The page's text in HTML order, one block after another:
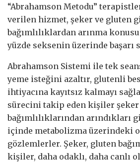
“Abrahamson Metodu”
verilen hizmet, şeker ve gluten
bağımlılıklardan arınma
yüzde seksenin üzerinde başarı
Abrahamson Sistemi ile tek
yeme isteğini azaltır, glutenli
ihtiyacına kayıtsız kalmayı
sürecini takip eden kişiler
bağımlılıklarından arındıkları
içinde metabolizma üzerindeki
gözlemlerler. Şeker, gluten
kişiler, daha odaklı, daha canlı